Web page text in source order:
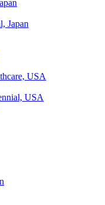
Japan
USA
USA